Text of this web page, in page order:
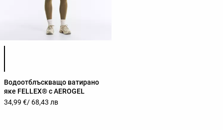
Водоотблъскващо ватирано
яке FELLEX® с AEROGEL
34,99 €/ 68,43 лв